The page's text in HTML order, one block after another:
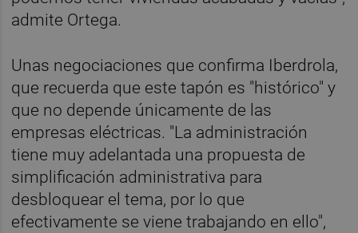
admite Ortega.
Unas negociaciones que confirma Iberdrola,
que recuerda que este tapón es "histórico" y
que no depende únicamente de las
empresas eléctricas. "La administración
tiene muy adelantada una propuesta de
simplificación administrativa para
desbloquear el tema, por lo que
efectivamente se viene trabajando en ello",